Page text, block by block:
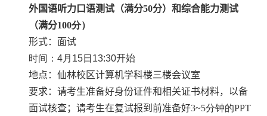
外国语听力口语测试（满分50分） 和综合能力测试
（满分100分）
形式： 面试
时间： 4月 15日 13:30开始
地点： 仙林校区计算机学科楼三楼会议室
要求： 请考生准备好身份证件和相关证书材料，以备
面试核查；请考生在复试报到 前准备好3~5分钟的PPT